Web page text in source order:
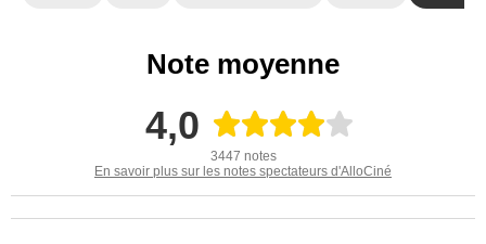
Note moyenne
4,0
3447 notes
En savoir plus sur les notes spectateurs d'AlloCiné